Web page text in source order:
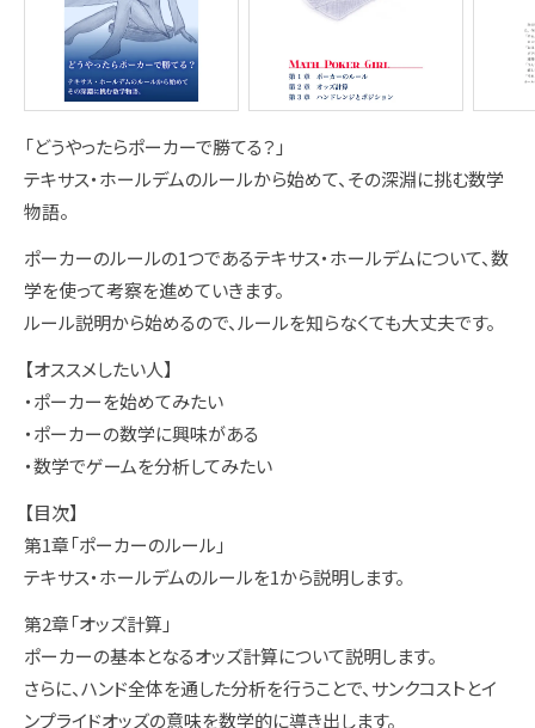
「どうやったらポーカーで勝てる？」
テキサス・ホールデムのルールから始めて、その深淵に挑む数学
物語。
ポーカーのルールの1つであるテキサス・ホールデムについて、数
学を使って考察を進めていきます。
ルール説明から始めるので、ルールを知らなくても大丈夫です。
【オススメしたい人】
・ポーカーを始めてみたい
・ポーカーの数学に興味がある
・数学でゲームを分析してみたい
【目次】
第1章「ポーカーのルール」
テキサス・ホールデムのルールを1から説明します。
第2章「オッズ計算」
ポーカーの基本となるオッズ計算について説明します。
さらに、ハンド全体を通した分析を行うことで、サンクコストとイ
ンプライドオッズの意味を数学的に導き出します。